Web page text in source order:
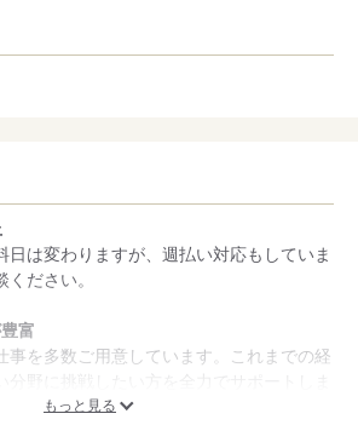
日は変わりますが、週払い対応もしていま
ださい。
富
事を多数ご用意しています。これまでの経
分野に挑戦したい方を全力でサポートしま
も安心して取り組めるよう、しっかりとし
もっと見る